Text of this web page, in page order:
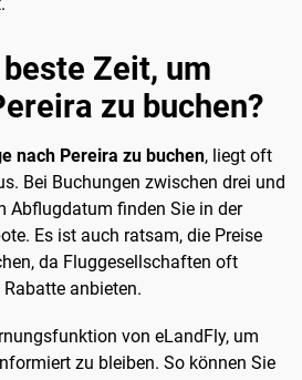
Zeit, um
zu buchen?
nach Pereira zu buchen, liegt oft
Bei Buchungen zwischen drei und
Abflugdatum finden Sie in der
Es ist auch ratsam, die Preise
da Fluggesellschaften oft
anbieten.
von eLandFly, um
zu bleiben. So können Sie